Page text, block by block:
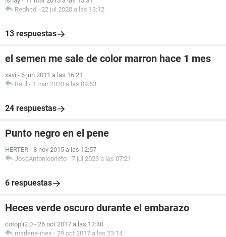
Redhed - 22 jul 2020 a las 13:12
13 respuestas
el semen me sale de color marron hace 1 mes
xavi - 6 jun 2011 a las 16:21
Raul - 1 mar 2020 a las 09:53
24 respuestas
Punto negro en el pene
HERTER - 8 nov 2015 a las 12:57
JoseAntonioprieto - 7 jul 2023 a las 07:21
6 respuestas
Heces verde oscuro durante el embarazo
cotopli2.0 - 26 oct 2017 a las 17:40
marlene-ines - 29 oct 2017 a las 23:14